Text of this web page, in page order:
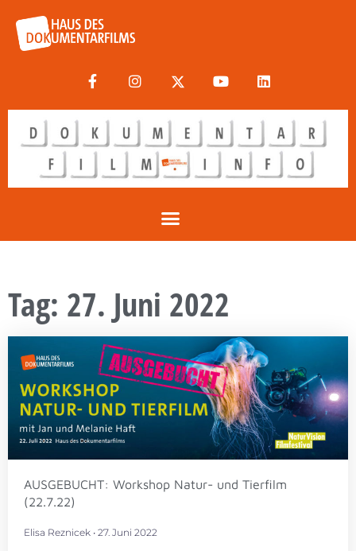
Tag: 27. Juni 2022
AUSGEBUCHT: Workshop Natur- und Tierfilm
(22.7.22)
Elisa Reznicek 27. Juni 2022